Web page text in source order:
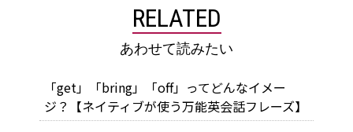
RELATED
あわせて読みたい
「get」「bring」「off」ってどんなイメー
ジ？【ネイティブが使う万能英会話フレーズ】